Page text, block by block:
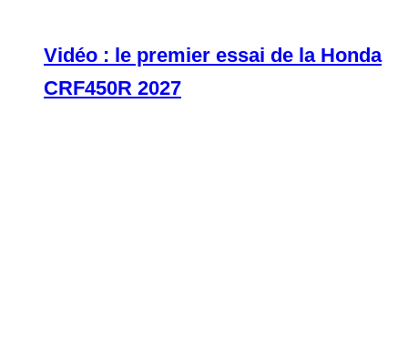
Vidéo : le premier essai de la Honda
CRF450R 2027